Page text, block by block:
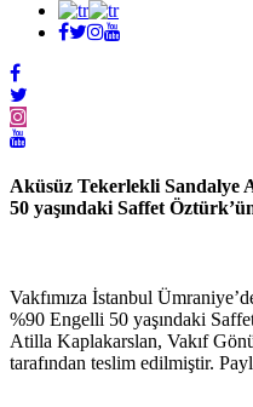
Aküsüz Tekerlekli Sandalye
50 yaşındaki Saffet
Vakfımıza İstanbul
%90 Engelli 50 yaşındaki
Atilla Kaplakarslan, Vakıf
tarafından teslim edilmiştir.